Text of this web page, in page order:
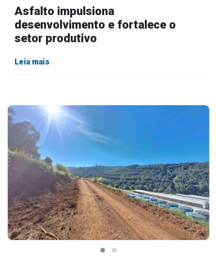
Asfalto impulsiona
desenvolvimento e fortalece o
setor produtivo
Leia mais